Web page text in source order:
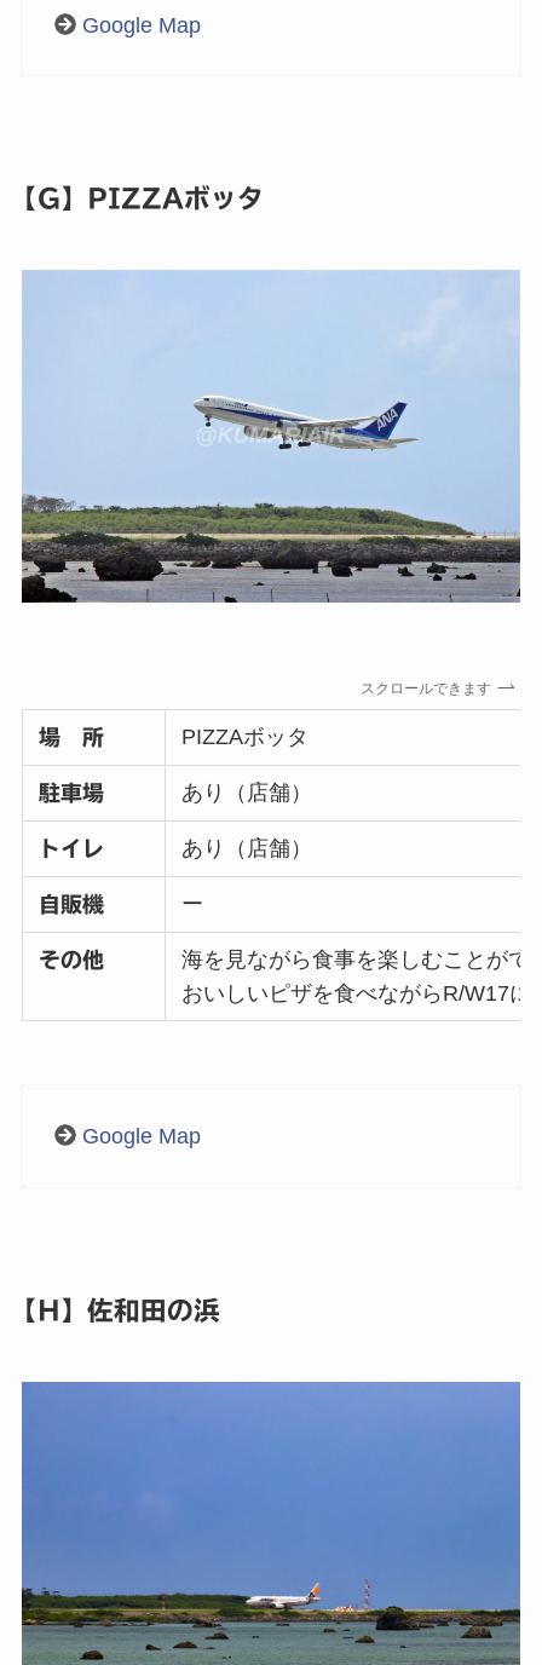
Google Map
【G】PIZZAボッタ
スクロールできます
場 所 PIZZAボッタ
駐車場 あり（店舗）
トイレ あり（店舗）
自販機 ー
その他
海を見ながら食事を楽しむことがで
おいしいピザを食べながらR/W17
Google Map
【H】佐和田の浜